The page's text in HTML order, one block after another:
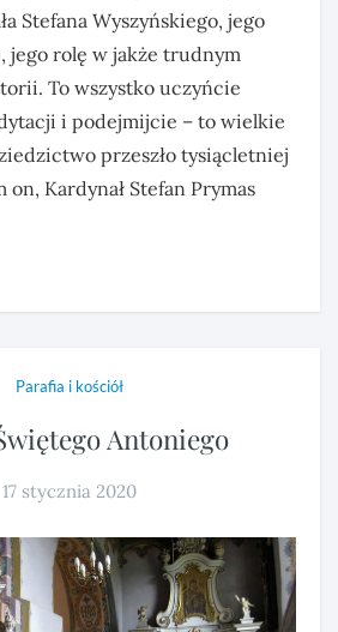
Stefana Wyszyńskiego, jego
jego rolę w jakże trudnym
To wszystko uczyńcie
i podejmijcie – to wielkie
przeszło tysiącletniej
Kardynał Stefan Prymas
Parafia i kościół
Antoniego
17 stycznia 2020